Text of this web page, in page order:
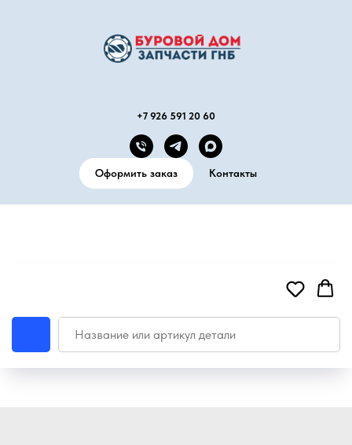
+7 926 591 20 60
Оформить заказ Контакты